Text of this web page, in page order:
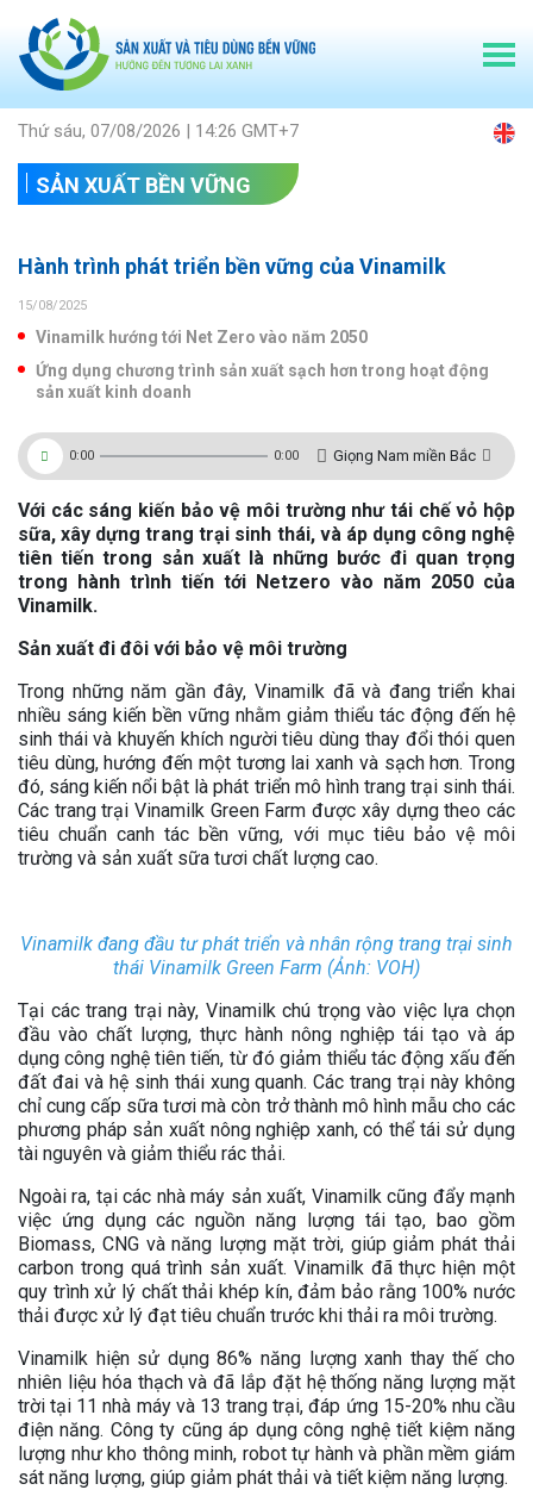
Thứ sáu, 07/08/2026 | 14:26 GMT+7
SẢN XUẤT BỀN VỮNG
Hành trình phát triển bền vững của Vinamilk
15/08/2025
Vinamilk hướng tới Net Zero vào năm 2050
Ứng dụng chương trình sản xuất sạch hơn trong hoạt động
sản xuất kinh doanh
0:00 0:00 Giọng Nam miền Bắc
Với các sáng kiến bảo vệ môi trường như tái chế vỏ hộp
sữa, xây dựng trang trại sinh thái, và áp dụng công nghệ
tiên tiến trong sản xuất là những bước đi quan trọng
trong hành trình tiến tới Netzero vào năm 2050 của
Vinamilk.
Sản xuất đi đôi với bảo vệ môi trường
Trong những năm gần đây, Vinamilk đã và đang triển khai
nhiều sáng kiến bền vững nhằm giảm thiểu tác động đến hệ
sinh thái và khuyến khích người tiêu dùng thay đổi thói quen
tiêu dùng, hướng đến một tương lai xanh và sạch hơn. Trong
đó, sáng kiến nổi bật là phát triển mô hình trang trại sinh thái.
Các trang trại Vinamilk Green Farm được xây dựng theo các
tiêu chuẩn canh tác bền vững, với mục tiêu bảo vệ môi
trường và sản xuất sữa tươi chất lượng cao.
Vinamilk đang đầu tư phát triển và nhân rộng trang trại sinh
thái Vinamilk Green Farm (Ảnh: VOH)
Tại các trang trại này, Vinamilk chú trọng vào việc lựa chọn
đầu vào chất lượng, thực hành nông nghiệp tái tạo và áp
dụng công nghệ tiên tiến, từ đó giảm thiểu tác động xấu đến
đất đai và hệ sinh thái xung quanh. Các trang trại này không
chỉ cung cấp sữa tươi mà còn trở thành mô hình mẫu cho các
phương pháp sản xuất nông nghiệp xanh, có thể tái sử dụng
tài nguyên và giảm thiểu rác thải.
Ngoài ra, tại các nhà máy sản xuất, Vinamilk cũng đẩy mạnh
việc ứng dụng các nguồn năng lượng tái tạo, bao gồm
Biomass, CNG và năng lượng mặt trời, giúp giảm phát thải
carbon trong quá trình sản xuất. Vinamilk đã thực hiện một
quy trình xử lý chất thải khép kín, đảm bảo rằng 100% nước
thải được xử lý đạt tiêu chuẩn trước khi thải ra môi trường.
Vinamilk hiện sử dụng 86% năng lượng xanh thay thế cho
nhiên liệu hóa thạch và đã lắp đặt hệ thống năng lượng mặt
trời tại 11 nhà máy và 13 trang trại, đáp ứng 15-20% nhu cầu
điện năng. Công ty cũng áp dụng công nghệ tiết kiệm năng
lượng như kho thông minh, robot tự hành và phần mềm giám
sát năng lượng, giúp giảm phát thải và tiết kiệm năng lượng.